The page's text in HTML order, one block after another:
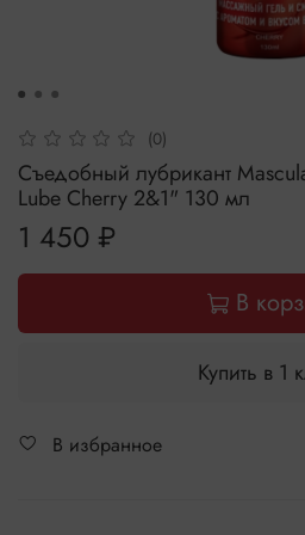
(0)
Съедобный лубрикант
Lube Cherry 2&1" 130 мл
1 450 ₽
В
Купить в 1
В избранное